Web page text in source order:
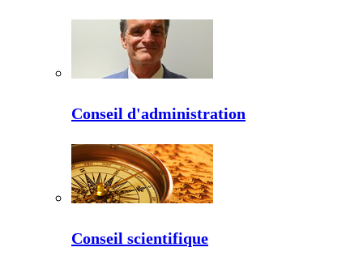
Conseil d'administration
Conseil scientifique